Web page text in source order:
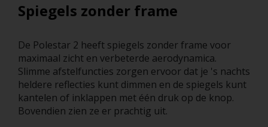
Spiegels zonder frame
De Polestar 2 heeft spiegels zonder frame voor
maximaal zicht en verbeterde aerodynamica.
Slimme afstelfuncties zorgen ervoor dat je 's nachts
heldere reflecties kunt dimmen en de spiegels kunt
kantelen of inklappen met één druk op de knop.
Bovendien zien ze er prachtig uit.